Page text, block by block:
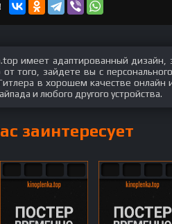
имеет адаптированный дизайн,
от того, зайдете вы с
в хорошем качестве онлайн
и любого другого устройства.
заинтересует